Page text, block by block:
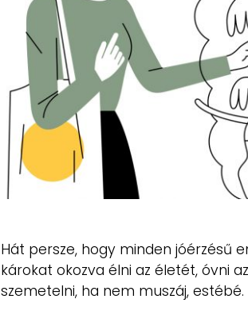
Hát persze, hogy minden jóérzésű
károkat okozva élni az életét, óvni
szemetelni, ha nem muszáj, estébé.